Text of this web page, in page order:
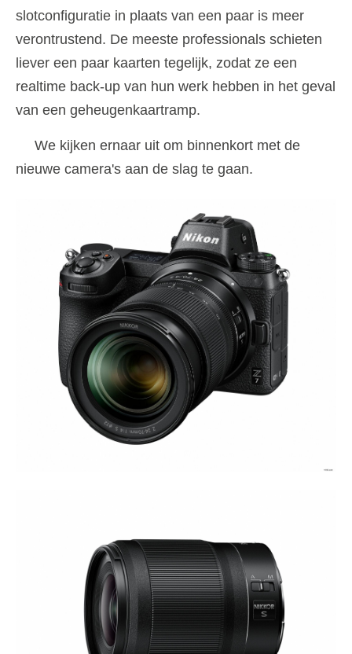
slotconfiguratie in plaats van een paar is meer
verontrustend. De meeste professionals schieten
liever een paar kaarten tegelijk, zodat ze een
realtime back-up van hun werk hebben in het geval
van een geheugenkaartramp.
We kijken ernaar uit om binnenkort met de
nieuwe camera's aan de slag te gaan.